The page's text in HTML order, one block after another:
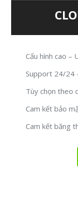
Cấu hình cao –
Support 24/24
Tùy chọn theo
Cam kết bảo
Cam kết băng